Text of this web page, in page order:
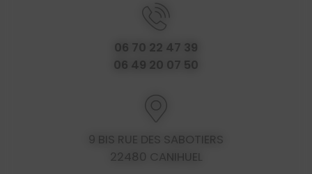
06 70 22 47 39
06 49 20 07 50
9 BIS RUE DES SABOTIERS
22480 CANIHUEL